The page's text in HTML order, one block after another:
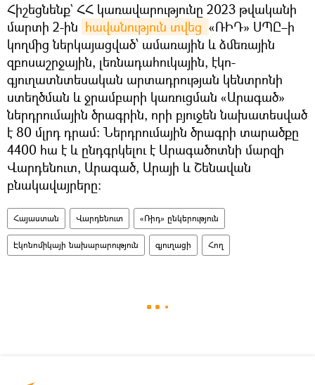
Հիշեցնենք` ՀՀ կառավարությունը 2023 թվականի
մարտի 2-ին hավանություն տվեց «ՌԻԴ» ՍՊԸ–ի
կողմից ներկայացված՝ ամառային և ձմեռային
զբոսաշրջային, լեռնադահուկային, էկո-
գյուղատնտեսական արտադրության կենտրոնի
ստեղծման և ջրամբարի կառուցման «Արագած»
ներդրումային ծրագրին, որի բյուջեն նախատեսված
է 80 մլրդ դրամ։ Ներդրումային ծրագրի տարածքը
4400 հա է և ընդգրկելու է Արագածոտնի մարզի
Վարդենուտ, Արագած, Արայի և Շենավան
բնակավայրերը։
Հայաստան Վարդենուտ «Ռիդ» ընկերություն
Էկոնոմիկայի նախարարություն գյուղացի Հող